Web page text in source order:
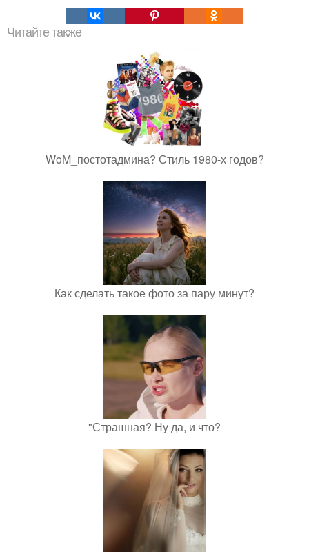
Читайте также
WoM_постотадмина? Стиль 1980-х годов?
Как сделать такое фото за пару минут?
"Страшная? Ну да, и что?